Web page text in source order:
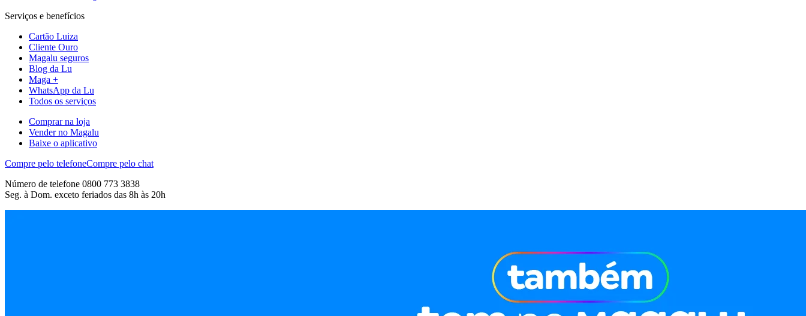
Serviços e benefícios
Cartão Luiza
Cliente Ouro
Magalu seguros
Blog da Lu
Maga +
WhatsApp da Lu
Todos os serviços
Comprar na loja
Vender no Magalu
Baixe o aplicativo
Compre pelo telefoneCompre pelo chat
Número de telefone 0800 773 3838
Seg. à Dom. exceto feriados das 8h às 20h